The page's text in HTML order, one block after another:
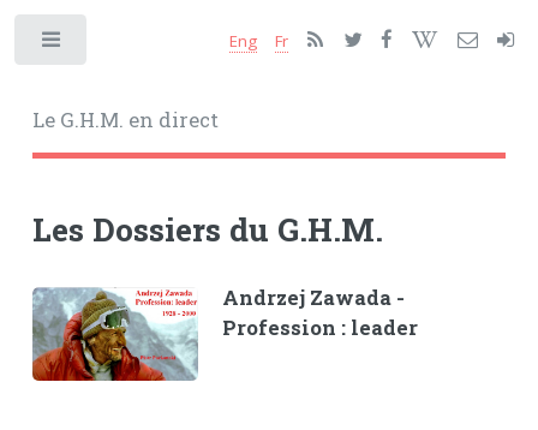
Le G.H.M. en direct
Eng Fr
Les Dossiers du G.H.M.
Andrzej Zawada -
Profession : leader